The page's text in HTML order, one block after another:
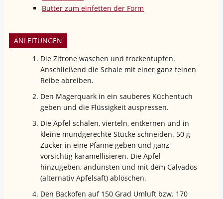
Butter zum einfetten der Form
ANLEITUNGEN
Die Zitrone waschen und trockentupfen.
Anschließend die Schale mit einer ganz feinen
Reibe abreiben.
Den Magerquark in ein sauberes Küchentuch
geben und die Flüssigkeit auspressen.
Die Äpfel schälen, vierteln, entkernen und in
kleine mundgerechte Stücke schneiden. 50 g
Zucker in eine Pfanne geben und ganz
vorsichtig karamellisieren. Die Äpfel
hinzugeben, andünsten und mit dem Calvados
(alternativ Apfelsaft) ablöschen.
Den Backofen auf 150 Grad Umluft bzw. 170